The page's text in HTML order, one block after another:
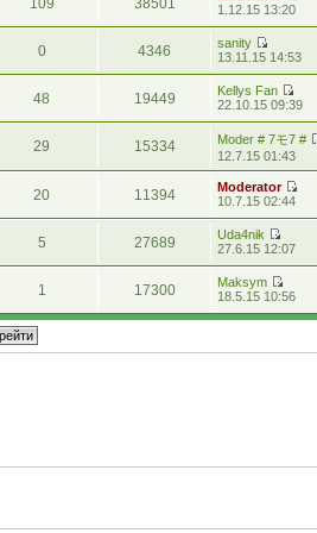
н
н
м
л
е
н
н
я
л
н
я
є
п
в
д
о
м
л
е
н
н
я
а
н
є
п
о
в
о
м
л
е
н
н
т
а
н
є
п
о
л
н
н
у
и
т
а
н
н
є
п
о
л
н
н
г
л
я
н
у
т
и
т
а
н
н
є
п
о
в
о
м
л
109 38501
е
г
л
н
у
т
н
п
д
м
1.12.15 13:20
0 4346
sanity
П
е
г
л
я
н
у
т
и
с
т
а
н
н
є
п
і
я
13.11.15 14:53
48 19449
Kellys Fan
П
е
г
л
я
н
у
и
а
н
22.10.15 09:39
29 15334
Moder # 7モ7 #
12.7.15 01:43
20 11394
Moderator
л
у
о
о
о
10.7.15 02:44
5 27689
Uda4nik
П
е
г
л
27.6.15 12:07
1 17300
Maksym
П
р
г
с
18.5.15 10:56